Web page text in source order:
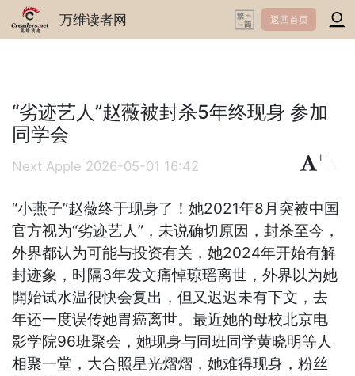
万维读者网 返回首页
“劣迹艺人”赵薇被封杀5年终现身 参加
同学会
Next Apple 2026-05-01 16:42
+
“小燕子”赵薇终于现身了！她2021年8月突被中国
官方视为“劣迹艺人”，未说确切原因，封杀至今，
外界都认为可能与投资有关，她2024年开始有解
封迹象，时隔3年发文痛悼琼瑶离世，外界以为她
閞始试水温很快会复出，但又迟迟未有下文，去
年还一度误传她胃癌离世。最近她的母校北京电
影学院96班聚会，她现身与同班同学黄晓明等人
相聚一堂，大合照星光熠熠，她难得现身，粉丝